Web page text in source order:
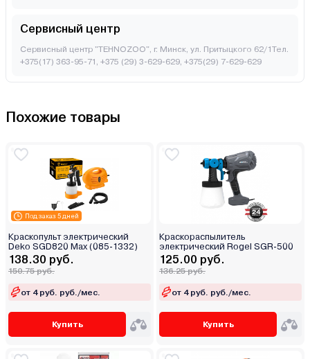
Сервисный центр
Сервисный центр "TEHNOZOO", г. Минск, ул. Притыцкого 62/1Тел.
+375(17) 363-95-71, +375 (29) 3-629-629, +375(29) 7-629-629
Похожие товары
Под заказ 5 дней
Краскопульт электрический
Deko SGD820 Max (085-1332)
138.30 руб.
150.75 руб.
от 4 руб. руб./мес.
Купить
Краскораспылитель
электрический Rogel SGR-500
125.00 руб.
136.25 руб.
от 4 руб. руб./мес.
Купить